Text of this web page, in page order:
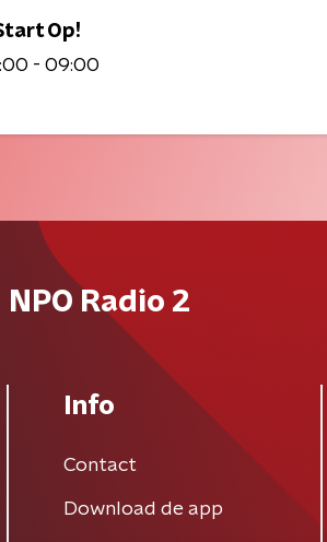
Op!
- 09:00
Radio 2
Info
Contact
Download de app